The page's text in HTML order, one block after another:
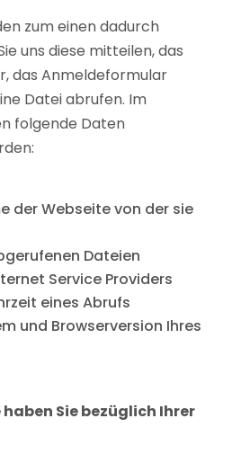
zum einen dadurch
uns diese mitteilen, das
das Anmeldeformular
Datei abrufen. Im
folgende Daten
der Webseite von der sie
Dateien
Service Providers
eines Abrufs
und Browserversion Ihres
Sie bezüglich Ihrer